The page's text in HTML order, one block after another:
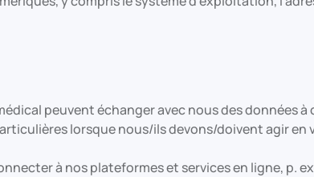
peuvent échanger avec nous des données
lorsque nous/ils devons/doivent agir en
à nos plateformes et services en ligne, p.